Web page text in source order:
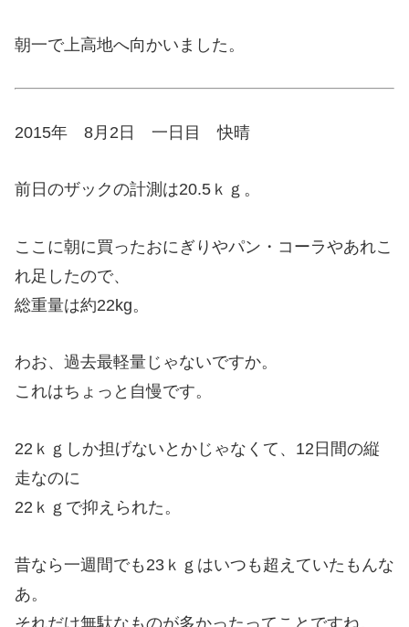
朝一で上高地へ向かいました。
2015年 8月2日 一日目 快晴
前日のザックの計測は20.5ｋｇ。
ここに朝に買ったおにぎりやパン・コーラやあれこ
れ足したので、
総重量は約22kg。
わお、過去最軽量じゃないですか。
これはちょっと自慢です。
22ｋｇしか担げないとかじゃなくて、12日間の縦
走なのに
22ｋｇで抑えられた。
昔なら一週間でも23ｋｇはいつも超えていたもんな
あ。
それだけ無駄なものが多かったってことですね。